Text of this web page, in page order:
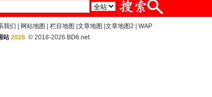
我们 网站地图 栏目地图 文章地图 文章地图2
WAP
站 2026 © 2018-2026 BD6.net